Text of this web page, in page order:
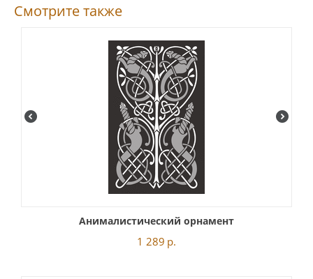
Смотрите также
Анималистический орнамент
1 289 р.